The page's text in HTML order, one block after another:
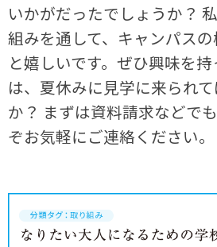
いかがだったでしょうか？
組みを通して、キャンパス
と嬉しいです。ぜひ興味を
は、夏休みに見学に来られ
か？ まずは資料請求などで
ぞお気軽にご連絡ください。